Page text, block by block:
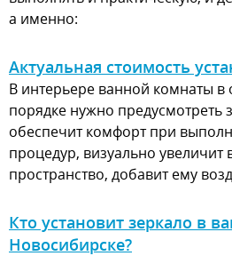
а именно:
Актуальная стоимость
В интерьере ванной комнаты в
порядке нужно предусмотреть
обеспечит комфорт при
процедур, визуально увеличит
пространство, добавит ему
Кто установит зеркало в
Новосибирске?